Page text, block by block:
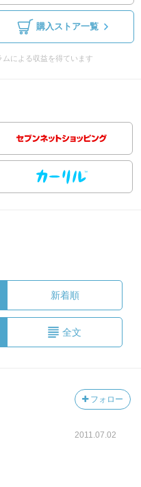
購入ストア一覧
による収益を得ています
新着順
全文
フォロー
2011.07.02